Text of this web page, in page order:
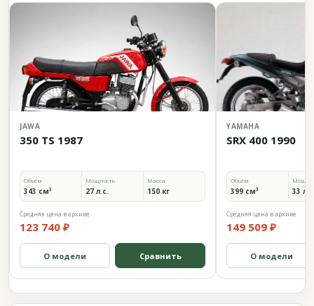
JAWA
350 TS 1987
Объём
343 см³
Мощность
27 л.с.
Масса
150 кг
Средняя цена в архиве
123 740 ₽
О модели Сравнить
YAMAHA
SRX 400 1990
Объём
399 см³ 33
Средняя цена в архиве
149 509 ₽
О модели